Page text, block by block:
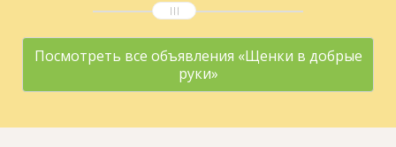
Посмотреть все объявления «Щенки в добрые
руки»